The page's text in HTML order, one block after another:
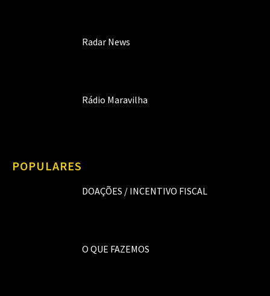
Radar News
Rádio Maravilha
POPULARES
DOAÇÕES / INCENTIVO FISCAL
O QUE FAZEMOS